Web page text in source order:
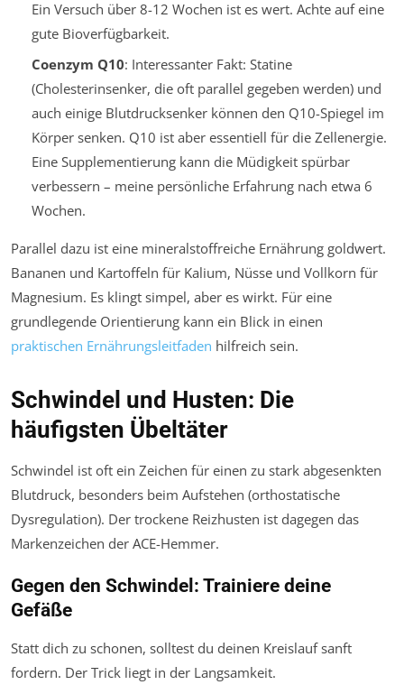
Ein Versuch über 8-12 Wochen ist es wert. Achte auf eine
gute Bioverfügbarkeit.
Coenzym Q10: Interessanter Fakt: Statine
(Cholesterinsenker, die oft parallel gegeben werden) und
auch einige Blutdrucksenker können den Q10-Spiegel im
Körper senken. Q10 ist aber essentiell für die Zellenergie.
Eine Supplementierung kann die Müdigkeit spürbar
verbessern – meine persönliche Erfahrung nach etwa 6
Wochen.
Parallel dazu ist eine mineralstoffreiche Ernährung goldwert.
Bananen und Kartoffeln für Kalium, Nüsse und Vollkorn für
Magnesium. Es klingt simpel, aber es wirkt. Für eine
grundlegende Orientierung kann ein Blick in einen
praktischen Ernährungsleitfaden hilfreich sein.
Schwindel und Husten: Die
häufigsten Übeltäter
Schwindel ist oft ein Zeichen für einen zu stark abgesenkten
Blutdruck, besonders beim Aufstehen (orthostatische
Dysregulation). Der trockene Reizhusten ist dagegen das
Markenzeichen der ACE-Hemmer.
Gegen den Schwindel: Trainiere deine
Gefäße
Statt dich zu schonen, solltest du deinen Kreislauf sanft
fordern. Der Trick liegt in der Langsamkeit.